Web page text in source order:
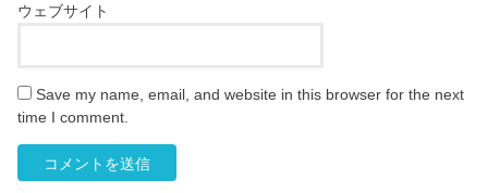
ウェブサイト
Save my name, email, and website in this browser for the next
time I comment.